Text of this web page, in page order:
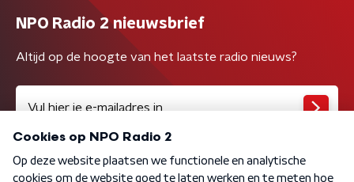
NPO Radio 2 nieuwsbrief
Altijd op de hoogte van het laatste radio nieuws?